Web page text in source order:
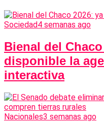
Sociedad4 semanas ago
Bienal del
disponible la
interactiva
Nacionales3 semanas ago